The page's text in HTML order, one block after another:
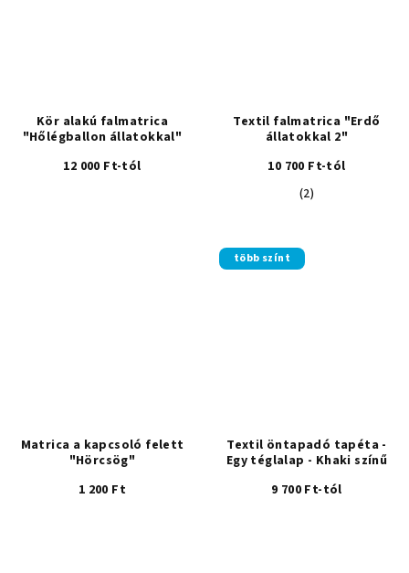
Kör alakú falmatrica
"Hőlégballon állatokkal"
12 000 Ft-tól
Textil falmatrica "Erdő
állatokkal 2"
10 700 Ft-tól
A
értékelése
5-
(2)
Matrica a kapcsoló felett
"Hörcsög"
1 200 Ft
több színt
Textil öntapadó tapéta -
Egy téglalap - Khaki színű
9 700 Ft-tól